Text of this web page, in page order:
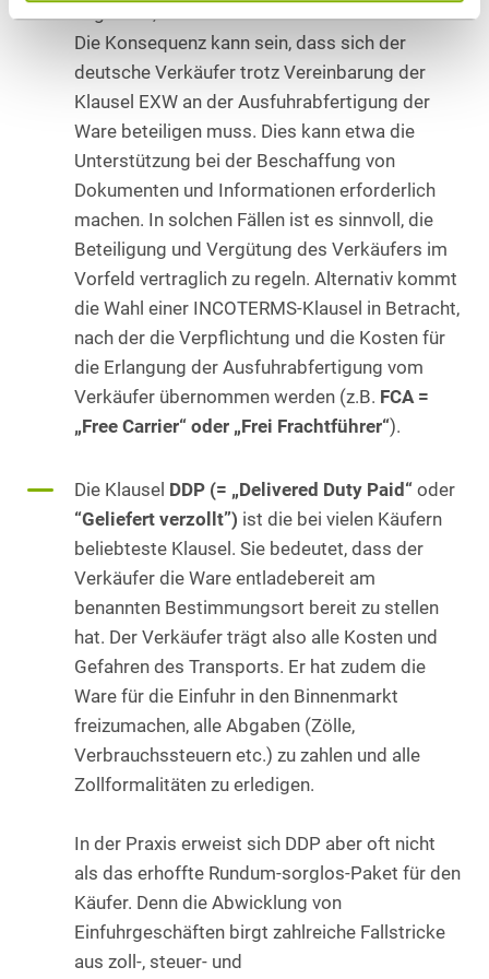
Die Konsequenz kann sein, dass sich der
deutsche Verkäufer trotz Vereinbarung der
Klausel EXW an der Ausfuhrabfertigung der
Ware beteiligen muss. Dies kann etwa die
Unterstützung bei der Beschaffung von
Dokumenten und Informationen erforderlich
machen. In solchen Fällen ist es sinnvoll, die
Beteiligung und Vergütung des Verkäufers im
Vorfeld vertraglich zu regeln. Alternativ kommt
die Wahl einer INCOTERMS-Klausel in Betracht,
nach der die Verpflichtung und die Kosten für
die Erlangung der Ausfuhrabfertigung vom
Verkäufer übernommen werden (z.B. FCA =
„Free Carrier“ oder „Frei Frachtführer“).
Die Klausel DDP (= „Delivered Duty Paid“ oder
“Geliefert verzollt”) ist die bei vielen Käufern
beliebteste Klausel. Sie bedeutet, dass der
Verkäufer die Ware entladebereit am
benannten Bestimmungsort bereit zu stellen
hat. Der Verkäufer trägt also alle Kosten und
Gefahren des Transports. Er hat zudem die
Ware für die Einfuhr in den Binnenmarkt
freizumachen, alle Abgaben (Zölle,
Verbrauchssteuern etc.) zu zahlen und alle
Zollformalitäten zu erledigen.
In der Praxis erweist sich DDP aber oft nicht
als das erhoffte Rundum-sorglos-Paket für den
Käufer. Denn die Abwicklung von
Einfuhrgeschäften birgt zahlreiche Fallstricke
aus zoll-, steuer- und